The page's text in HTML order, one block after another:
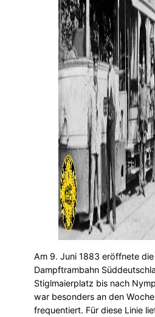
Am 9. Juni 1883 eröffnete
Dampftrambahn
Stiglmaierplatz bis nach
war besonders an den
frequentiert. Für diese Linie